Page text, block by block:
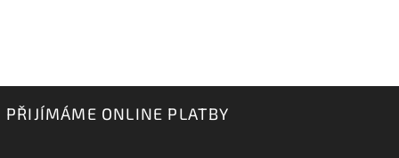
PŘIJÍMÁME ONLINE PLATBY